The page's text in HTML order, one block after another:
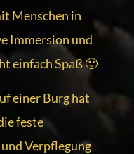
Menschen in
Immersion und
einfach Spaß 🙂
einer Burg hat
feste
Verpflegung